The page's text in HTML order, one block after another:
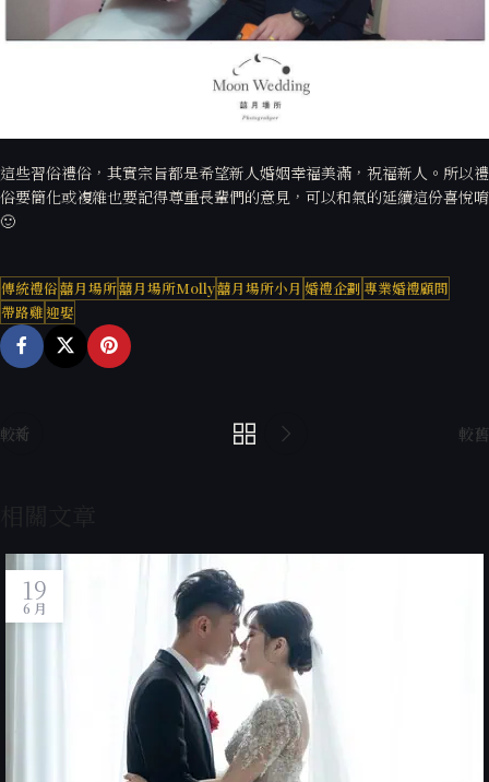
這些習俗禮俗，其實宗旨都是希望新人婚姻幸福美滿，祝福新人。所以禮
俗要簡化或複雜也要記得尊重長輩們的意見，可以和氣的延續這份喜悅唷
🙂
傳統禮俗囍月場所囍月場所Molly囍月場所小月 婚禮企劃 專業婚禮顧問
帶路雞迎娶
較新 較舊
19
6 月